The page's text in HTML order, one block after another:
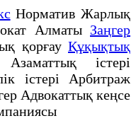
Норматив Жарлық
Алматы Заңгер
қорғауҚұқықтық
істері
істері Арбитраж
Адвокаттық кеңсе